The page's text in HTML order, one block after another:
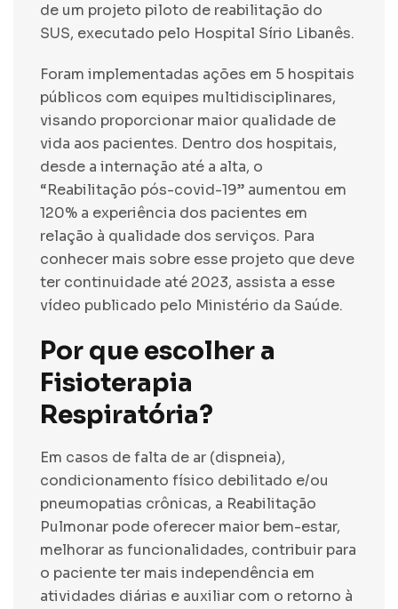
de um projeto piloto de reabilitação do
SUS, executado pelo Hospital Sírio Libanês.
Foram implementadas ações em 5 hospitais
públicos com equipes multidisciplinares,
visando proporcionar maior qualidade de
vida aos pacientes. Dentro dos hospitais,
desde a internação até a alta, o
“Reabilitação pós-covid-19” aumentou em
120% a experiência dos pacientes em
relação à qualidade dos serviços. Para
conhecer mais sobre esse projeto que deve
ter continuidade até 2023, assista a esse
vídeo publicado pelo Ministério da Saúde.
Por que escolher a
Fisioterapia
Respiratória?
Em casos de falta de ar (dispneia),
condicionamento físico debilitado e/ou
pneumopatias crônicas, a Reabilitação
Pulmonar pode oferecer maior bem-estar,
melhorar as funcionalidades, contribuir para
o paciente ter mais independência em
atividades diárias e auxiliar com o retorno à